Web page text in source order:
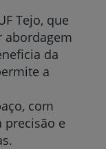
Tejo, que
abordagem
da
a
com
precisão e